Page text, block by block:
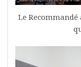
Le